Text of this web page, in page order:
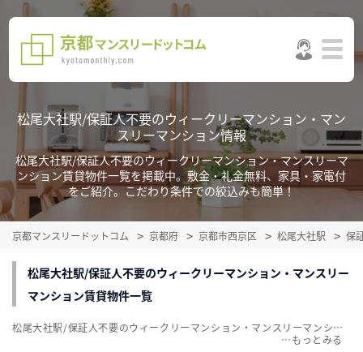
松尾大社駅/保証人不要のウィークリーマンション・マン
スリーマンション情報
松尾大社駅/保証人不要のウィークリーマンション・マンスリーマ
ンション賃貸物件一覧を掲載中。敷金・礼金無料、家具・家電付
をご紹介。こだわり条件での絞込みも簡単！
京都マンスリードットコム 京都府 京都市西京区 松尾大社駅 保
松尾大社駅/保証人不要のウィークリーマンション・マンスリー
マンション賃貸物件一覧
松尾大社駅/保証人不要のウィークリーマンション・マンスリーマンション賃貸物件一覧を掲載中。敷金・礼金無料、家具・家電付をご紹介。こだわり条件での絞込みも簡単！
…